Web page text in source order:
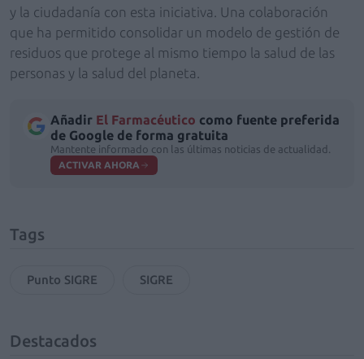
y la ciudadanía con esta iniciativa. Una colaboración
que ha permitido consolidar un modelo de gestión de
residuos que protege al mismo tiempo la salud de las
personas y la salud del planeta.
Añadir El Farmacéutico como fuente preferida
de Google de forma gratuita
Mantente informado con las últimas noticias de actualidad.
ACTIVAR AHORA
Tags
Punto SIGRE SIGRE
Destacados